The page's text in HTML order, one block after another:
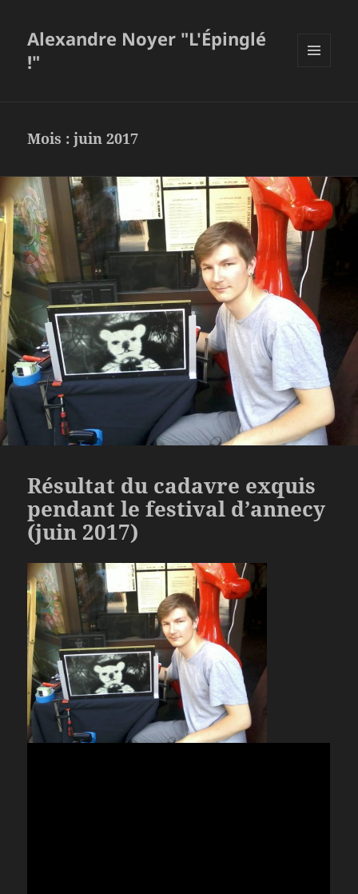
Alexandre Noyer "L'Épinglé
!"
Mois :juin 2017
Résultat du cadavre exquis
pendant le festival d’annecy
(juin 2017)